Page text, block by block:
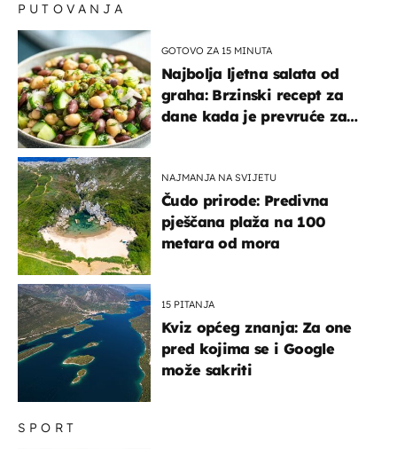
SPORT
PUTOVANJA
GOTOVO ZA 15 MINUTA
Najbolja ljetna salata od
graha: Brzinski recept za
dane kada je prevruće za
NAJMANJA NA SVIJETU
Čudo prirode: Predivna
pješčana plaža na 100
metara od mora
15 PITANJA
Kviz općeg znanja: Za one
pred kojima se i Google
može sakriti